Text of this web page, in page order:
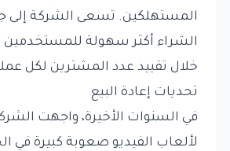
المستهلكين. تسعى الشركة إلى
الشراء أكثر سهولة للمستخدمين
خلال تقييد عدد المشترين لكل
تحديات إعادة البيع
في السنوات الأخيرة، واجهت
لألعاب الفيديو صعوبة كبيرة في